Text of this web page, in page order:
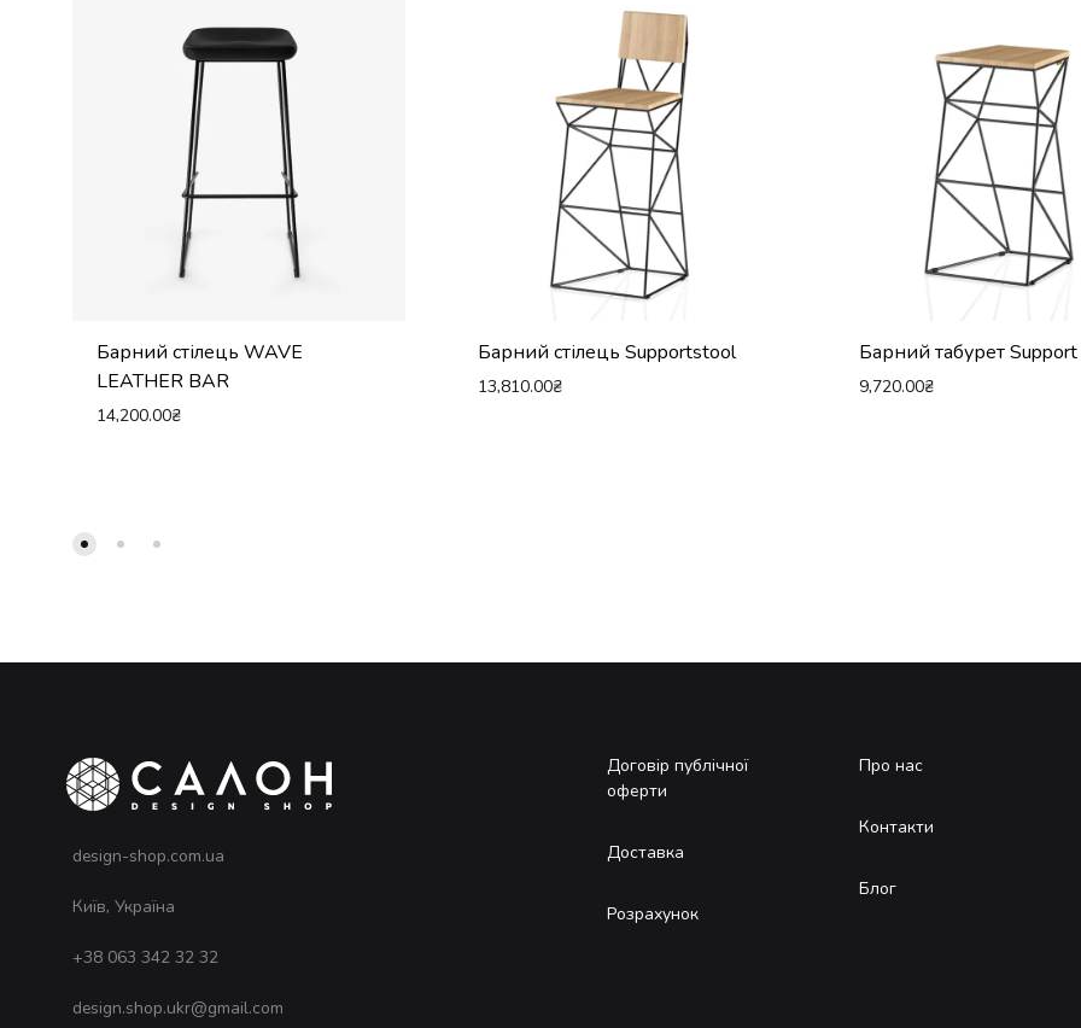
Барний стілець WAVE
LEATHER BAR
14,200.00₴
Барний стілець Supportstool
13,810.00₴
Барний табурет Support
9,720.00₴
design-shop.com.ua
Київ, Україна
+38 063 342 32 32
design.shop.ukr@gmail.com
Договір публічної
оферти
Доставка
Розрахунок
Про нас
Контакти
Блог